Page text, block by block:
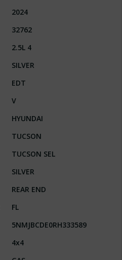
2024
32762
2.5L 4
SILVER
EDT
V
HYUNDAI
TUCSON
TUCSON SEL
SILVER
REAR END
FL
5NMJBCDE0RH333589
4x4